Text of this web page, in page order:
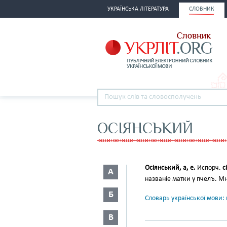
УКРАЇНСЬКА ЛІТЕРАТУРА СЛОВНИК
ОСІЯНСЬКИЙ
А
Б
В
Осіянський, а, е. Испорч.
названіе матки у пчелъ.
Словарь української